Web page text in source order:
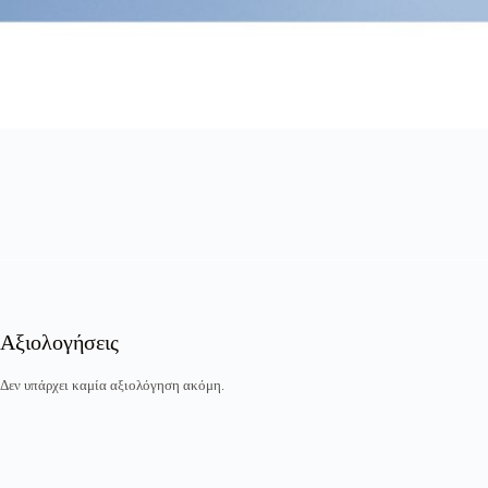
Αξιολογήσεις
Δεν υπάρχει καμία αξιολόγηση ακόμη.